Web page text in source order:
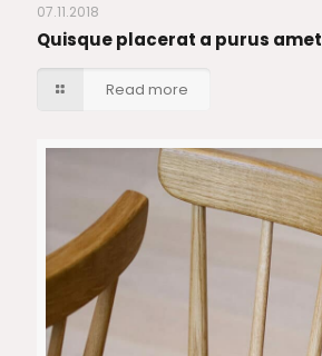
07.11.2018
Quisque placerat a purus amet
Read more